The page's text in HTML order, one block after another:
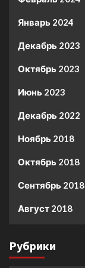
Январь 2024
Декабрь 2023
Октябрь 2023
Июнь 2023
Декабрь 2022
Ноябрь 2018
Октябрь 2018
Сентябрь 2018
Август 2018
Рубрики